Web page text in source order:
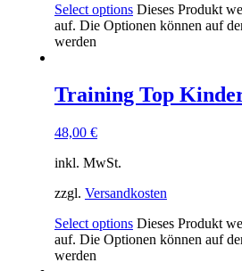
Select options Dieses Produkt
auf. Die Optionen können auf
werden
Training Top
48,00 €
inkl. MwSt.
zzgl. Versandkosten
Select options Dieses Produkt
auf. Die Optionen können auf
werden